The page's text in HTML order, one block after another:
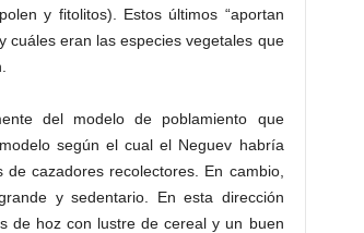
y fitolitos). Estos últimos “aportan
cuáles eran las especies vegetales que
del modelo de poblamiento que
según el cual el Neguev habría
cazadores recolectores. En cambio,
y sedentario. En esta dirección
de hoz con lustre de cereal y un buen